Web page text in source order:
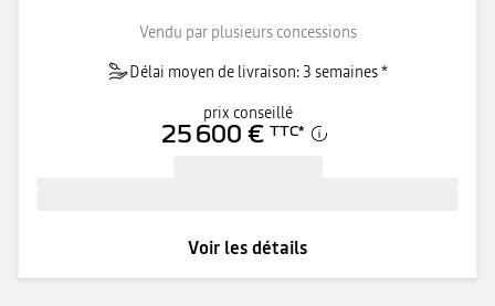
Vendu par plusieurs concessions
Délai moyen de livraison: 3 semaines *
prix conseillé
25 600 € TTC*
Voir les détails